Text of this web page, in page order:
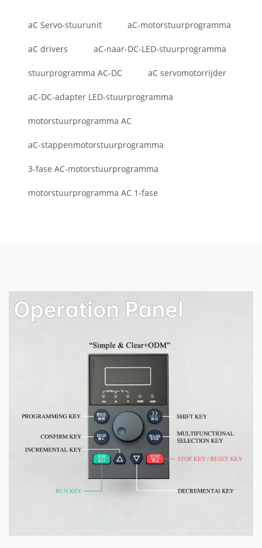
aC Servo-stuurunit aC-motorstuurprogramma
aC drivers aC-naar-DC-LED-stuurprogramma
stuurprogramma AC-DC aC servomotorrijder
aC-DC-adapter LED-stuurprogramma
motorstuurprogramma AC
aC-stappenmotorstuurprogramma
3-fase AC-motorstuurprogramma
motorstuurprogramma AC 1-fase